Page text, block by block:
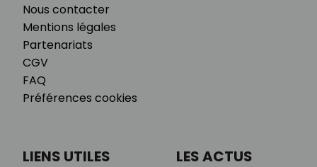
Nous contacter
Mentions légales
Partenariats
CGV
FAQ
Préférences cookies
LIENS UTILES LES ACTUS